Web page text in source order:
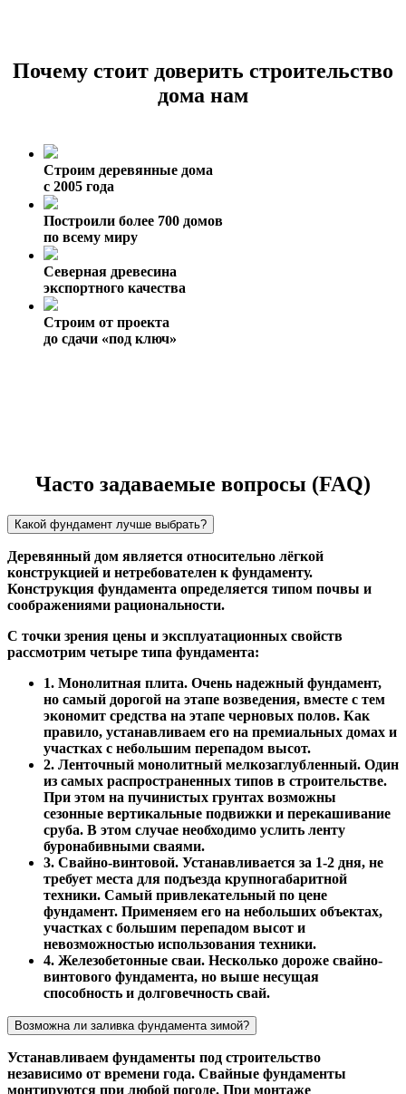
Почему стоит доверить строительство
дома нам
Строим деревянные дома
с 2005 года
Построили более 700 домов
по всему миру
Северная древесина
экспортного качества
Строим от проекта
до сдачи «под ключ»
Часто задаваемые вопросы (FAQ)
Какой фундамент лучше выбрать?
Деревянный дом является относительно лёгкой
конструкцией и нетребователен к фундаменту.
Конструкция фундамента определяется типом почвы и
соображениями рациональности.
С точки зрения цены и эксплуатационных свойств
рассмотрим четыре типа фундамента:
1. Монолитная плита. Очень надежный фундамент,
но самый дорогой на этапе возведения, вместе с тем
экономит средства на этапе черновых полов. Как
правило, устанавливаем его на премиальных домах и
участках с небольшим перепадом высот.
2. Ленточный монолитный мелкозаглубленный. Один
из самых распространенных типов в строительстве.
При этом на пучинистых грунтах возможны
сезонные вертикальные подвижки и перекашивание
сруба. В этом случае необходимо услить ленту
буронабивными сваями.
3. Свайно-винтовой. Устанавливается за 1-2 дня, не
требует места для подъезда крупногабаритной
техники. Самый привлекательный по цене
фундамент. Применяем его на небольших объектах,
участках с большим перепадом высот и
невозможностью использования техники.
4. Железобетонные сваи. Несколько дороже свайно-
винтового фундамента, но выше несущая
способность и долговечность свай.
Возможна ли заливка фундамента зимой?
Устанавливаем фундаменты под строительство
независимо от времени года. Свайные фундаменты
монтируются при любой погоде. При монтаже